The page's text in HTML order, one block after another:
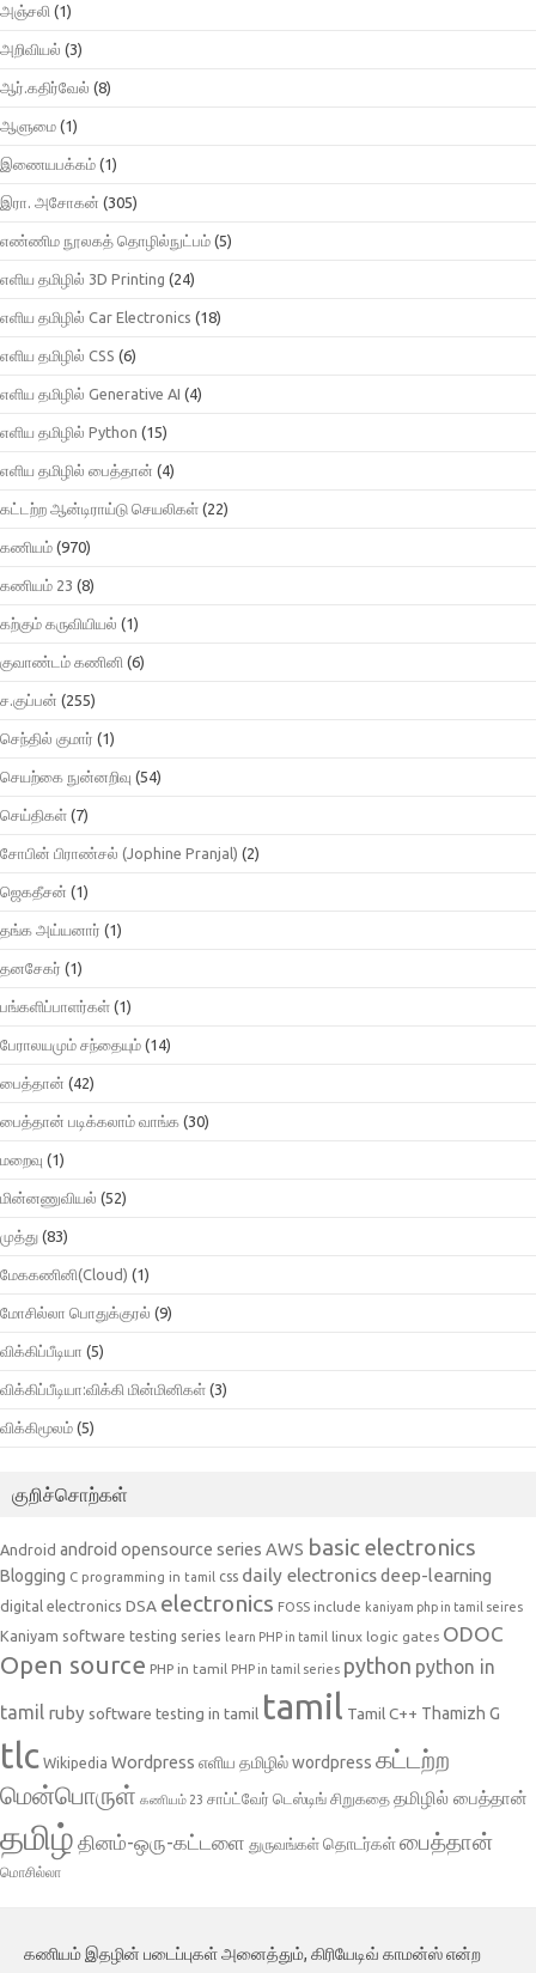
அஞ்சலி (1)
அறிவியல் (3)
ஆர்.கதிர்வேல் (8)
ஆளுமை (1)
இணையபக்கம் (1)
இரா. அசோகன் (305)
எண்ணிம நூலகத் தொழில்நுட்பம் (5)
எளிய தமிழில் 3D Printing (24)
எளிய தமிழில் Car Electronics (18)
எளிய தமிழில் CSS (6)
எளிய தமிழில் Generative AI (4)
எளிய தமிழில் Python (15)
எளிய தமிழில் பைத்தான் (4)
கட்டற்ற ஆன்டிராய்டு செயலிகள் (22)
கணியம் (970)
கணியம் 23 (8)
கற்கும் கருவியியல் (1)
குவாண்டம் கணினி (6)
ச.குப்பன் (255)
செந்தில் குமார் (1)
செயற்கை நுன்னறிவு (54)
செய்திகள் (7)
சோபின் பிராண்சல் (Jophine Pranjal) (2)
ஜெகதீசன் (1)
தங்க அய்யனார் (1)
தனசேகர் (1)
பங்களிப்பாளர்கள் (1)
பேராலயமும் சந்தையும் (14)
பைத்தான் (42)
பைத்தான் படிக்கலாம் வாங்க (30)
மறைவு (1)
மின்னணுவியல் (52)
முத்து (83)
மேககணினி(Cloud) (1)
மோசில்லா பொதுக்குரல் (9)
விக்கிப்பீடியா (5)
விக்கிப்பீடியா:விக்கி மின்மினிகள் (3)
விக்கிமூலம் (5)
குறிச்சொற்கள்
Android android opensource series AWS basic electronics
Blogging C programming in tamil css daily electronicsdeep-learning
digital electronics DSA electronics FOSS include kaniyam php in tamil seires
Kaniyam software testing series learn PHP in tamil linux logic gates ODOC
Open source PHP in tamil PHP in tamil series python python in
tamil ruby software testing in tamil tamil Tamil C++ Thamizh G
tlc Wikipedia Wordpress எளிய தமிழில் wordpress கட்டற்ற
மென்பொருள் கணியம் 23 சாப்ட்வேர் டெஸ்டிங் சிறுகதை தமிழில் பைத்தான்
தமிழ் தினம்-ஒரு-கட்டளை துருவங்கள் தொடர்கள்பைத்தான்
மொசில்லா
கணியம் இதழின் படைப்புகள் அனைத்தும், கிரியேடிவ் காமன்ஸ் என்ற